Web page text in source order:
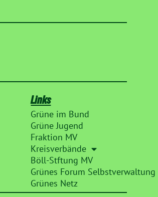
Links
Grüne im Bund
Grüne Jugend
Fraktion MV
Kreisverbände
Böll-Stftung MV
Grünes Forum Selbstverwaltung
Grünes Netz